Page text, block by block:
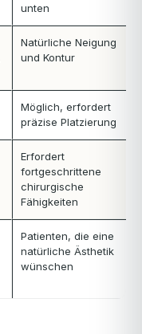
unten
Natürliche Neigung
und Kontur
Möglich, erfordert
präzise Platzierung
Erfordert
fortgeschrittene
chirurgische
Fähigkeiten
Patienten, die eine
natürliche Ästhetik
wünschen